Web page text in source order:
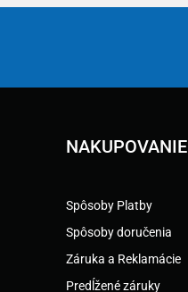
NAKUPOVANIE
Spôsoby Platby
Spôsoby doručenia
Záruka a Reklamácie
Predĺžené záruky